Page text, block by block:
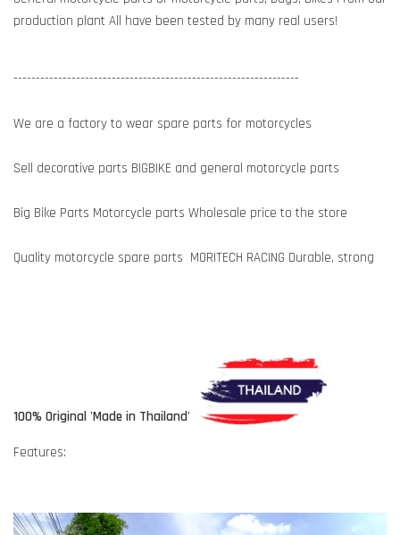
production plant All have been tested by many real users!
----------------------------------------------------------------
We are a factory to wear spare parts for motorcycles
Sell decorative parts BIGBIKE and general motorcycle parts
Big Bike Parts Motorcycle parts Wholesale price to the store
Quality motorcycle spare parts MORITECH RACING Durable, strong
100% Original 'Made in Thailand'
Features: